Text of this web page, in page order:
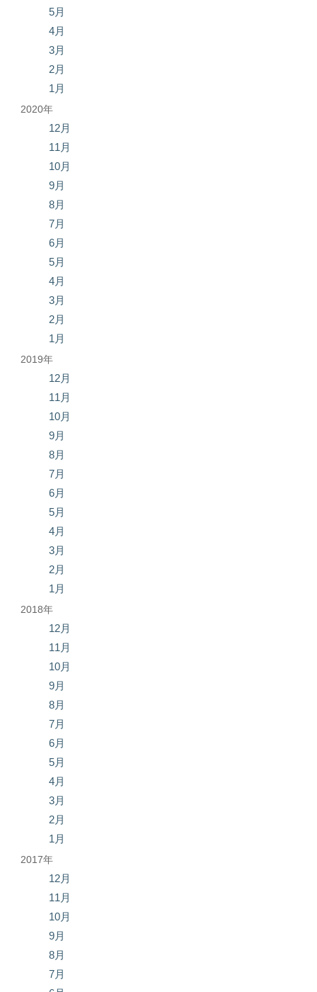
5月
4月
3月
2月
1月
2020年
12月
11月
10月
9月
8月
7月
6月
5月
4月
3月
2月
1月
2019年
12月
11月
10月
9月
8月
7月
6月
5月
4月
3月
2月
1月
2018年
12月
11月
10月
9月
8月
7月
6月
5月
4月
3月
2月
1月
2017年
12月
11月
10月
9月
8月
7月